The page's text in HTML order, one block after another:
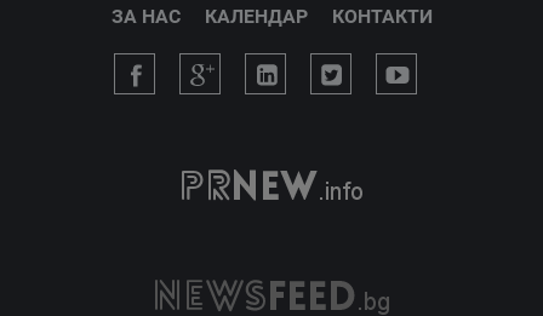
ЗА НАС КАЛЕНДАР КОНТАКТИ